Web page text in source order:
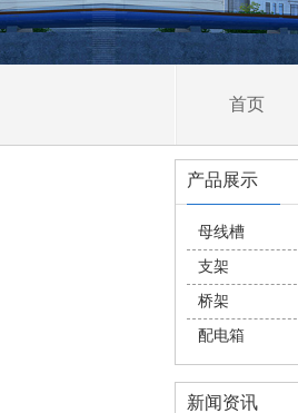
首页
产品展示
母线槽
支架
桥架
配电箱
新闻资讯